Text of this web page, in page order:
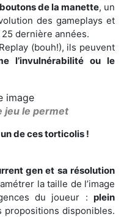
de la manette, un
des gameplays et
dernière années.
(bouh!), ils peuvent
l’invulnérabilité ou le
jeu le permet
de ces torticolis !
gen et sa résolution
la taille de l’image
du joueur : plein
propositions disponibles.